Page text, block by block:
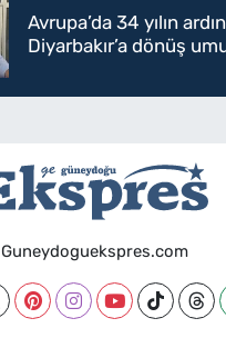
Avrupa’da 34 yılın
Diyarbakır’a dönüş
Guneydoguekspres.com